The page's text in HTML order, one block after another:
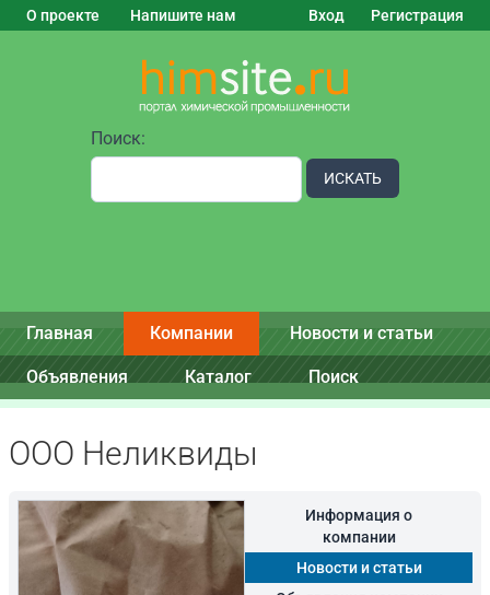
О проекте Напишите нам Вход Регистрация
Поиск:
ИСКАТЬ
Главная Компании Новости и статьи
Объявления Каталог Поиск
ООО Неликвиды
Информация о
компании
Новости и статьи